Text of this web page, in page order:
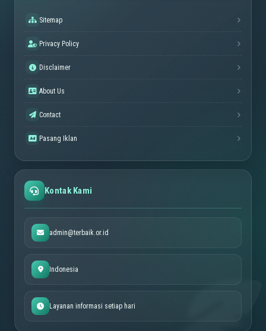
Sitemap
Privacy Policy
Disclaimer
About Us
Contact
Pasang Iklan
Kontak Kami
admin@terbaik.or.id
Indonesia
Layanan informasi setiap hari